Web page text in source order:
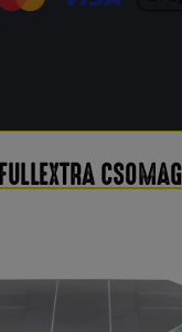
FULLEXTRA CSOMAG